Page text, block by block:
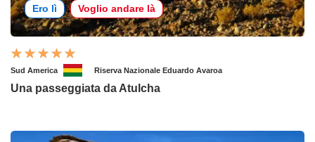
Ero lì Voglio andare là
Sud America Riserva Nazionale Eduardo Avaroa
Una passeggiata da Atulcha